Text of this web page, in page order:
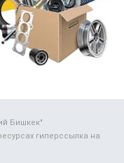
Бишкек"
гиперссылка на